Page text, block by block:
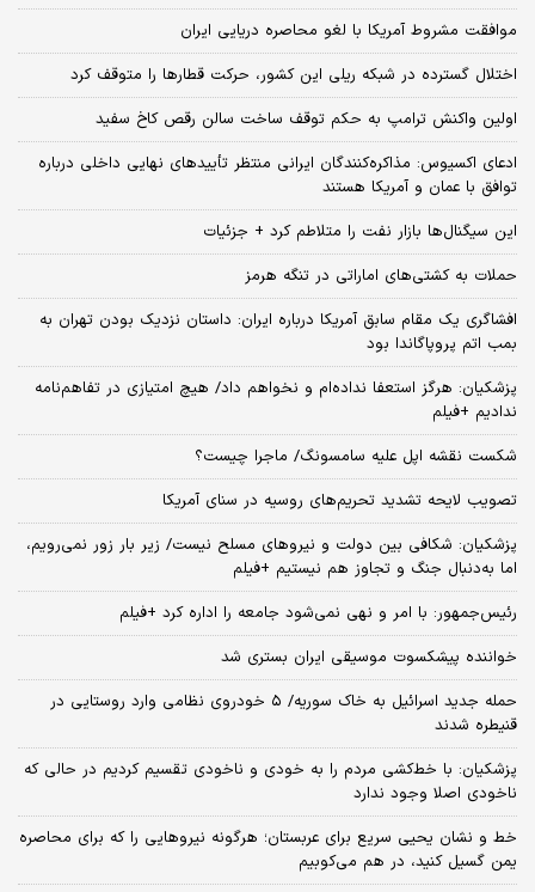
موافقت مشروط آمریکا با لغو محاصره دریایی ایران
اختلال گسترده در شبکه ریلی این کشور، حرکت قطارها را متوقف کرد
اولین واکنش ترامپ به حکم توقف ساخت سالن رقص کاخ سفید
ادعای اکسیوس: مذاکره‌کنندگان ایرانی منتظر تأییدهای نهایی داخلی درباره
توافق با عمان و آمریکا هستند
این سیگنال‌ها بازار نفت را متلاطم کرد + جزئیات
حملات به کشتی‌های اماراتی در تنگه هرمز
افشاگری یک مقام سابق آمریکا درباره ایران: داستان نزدیک بودن تهران به
بمب اتم پروپاگاندا بود
پزشکیان: هرگز استعفا نداده‌ام و نخواهم داد/ هیچ امتیازی در تفاهم‌نامه
ندادیم +فیلم
شکست نقشه اپل علیه سامسونگ/ ماجرا چیست؟
تصویب لایحه تشدید تحریم‌های روسیه در سنای آمریکا
پزشکیان: شکافی بین دولت و نیروهای مسلح نیست/ زیر بار زور نمی‌رویم،
اما به‌دنبال جنگ و تجاوز هم نیستیم +فیلم
رئیس‌جمهور: با امر و نهی نمی‌شود جامعه را اداره کرد +فیلم
خواننده پیشکسوت موسیقی ایران بستری شد
حمله جدید اسرائیل به خاک سوریه/ ۵ خودروی نظامی وارد روستایی در
قنیطره شدند
پزشکیان: با خط‌کشی مردم را به خودی و ناخودی تقسیم کردیم در حالی که
ناخودی اصلا وجود ندارد
خط و نشان یحیی سریع برای عربستان؛ هرگونه نیروهایی را که برای محاصره
یمن گسیل کنید، در هم می‌کوبیم